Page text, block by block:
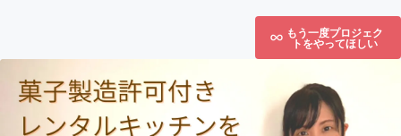
もう一度プロジェク
トをやってほしい